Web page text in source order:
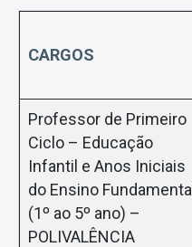
CARGOS
Professor de Primeiro
Ciclo – Educação
Infantil e Anos Iniciais
do Ensino Fundamental
(1º ao 5º ano) –
POLIVALÊNCIA